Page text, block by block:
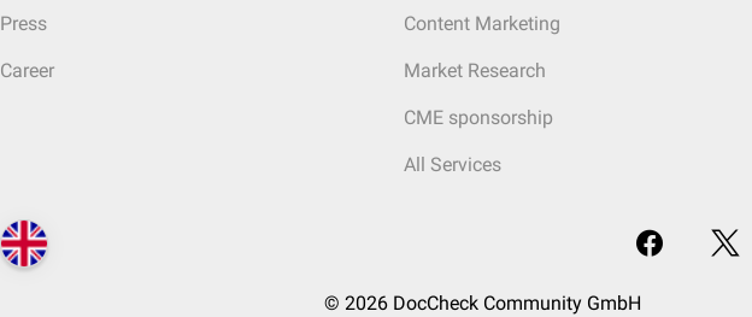
Press
Career
Content Marketing
Market Research
CME sponsorship
All Services
© 2026 DocCheck Community GmbH